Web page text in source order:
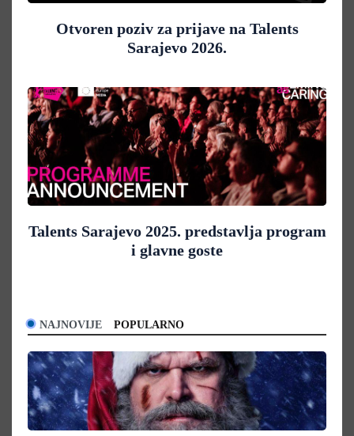
Otvoren poziv za prijave na Talents
Sarajevo 2026.
Talents Sarajevo 2025. predstavlja program
i glavne goste
NAJNOVIJE POPULARNO